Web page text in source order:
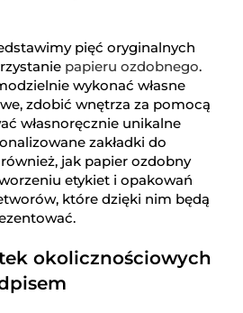
pięć oryginalnych
papieru ozdobnego.
wykonać własne
zdobić wnętrza za pomocą
własnoręcznie unikalne
zakładki do
jak papier ozdobny
etykiet i opakowań
które dzięki nim będą
okolicznościowych